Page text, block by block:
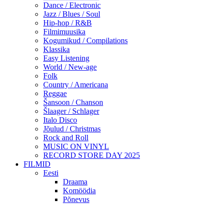
Dance / Electronic
Jazz / Blues / Soul
Hip-hop / R&B
Filmimuusika
Kogumikud / Compilations
Klassika
Easy Listening
World / New-age
Folk
Country / Americana
Reggae
Šansoon / Chanson
Šlaager / Schlager
Italo Disco
Jõulud / Christmas
Rock and Roll
MUSIC ON VINYL
RECORD STORE DAY 2025
FILMID
Eesti
Draama
Komöödia
Põnevus